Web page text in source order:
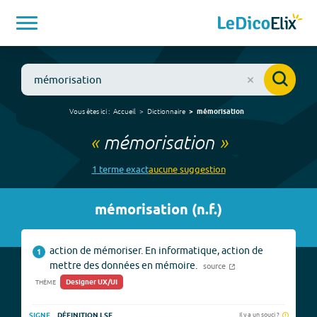
Vous êtes ici : Accueil Dictionnaire mémorisation
« mémorisation»
1 termeexactaucunesuggestion
mémorisation (n.f.)
1
action de mémoriser. En informatique, action de
mettre des données en mémoire.
source
THÈME Designer UX/UI
Il y a un souci ?